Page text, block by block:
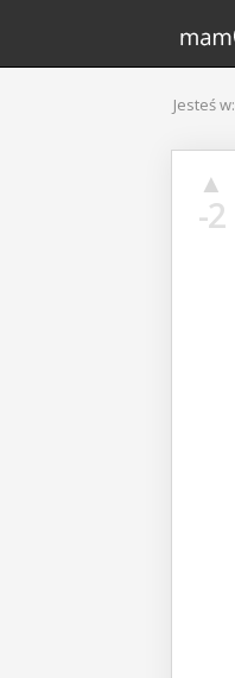
Jesteś w:
▲
-2